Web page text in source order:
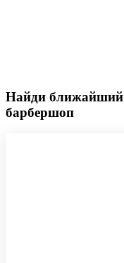
Найди ближайший
барбершоп